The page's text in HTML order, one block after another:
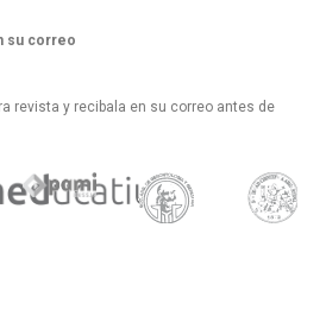
su correo
revista y recibala en su correo antes de